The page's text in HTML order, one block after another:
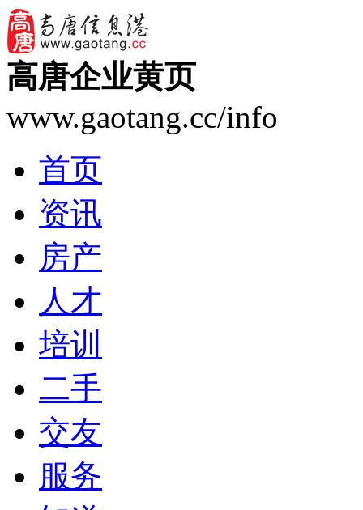
高唐企业黄页
www.gaotang.cc/info
首页
资讯
房产
人才
培训
二手
交友
服务